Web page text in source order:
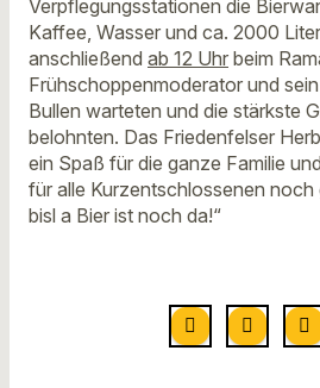
Verpflegungsstationen die
Kaffee, Wasser und ca. 2000
anschließend ab 12 Uhr beim
Frühschoppenmoderator und
Bullen warteten und die stärkste
belohnten. Das Friedenfelser
ein Spaß für die ganze Familie
für alle Kurzentschlossenen noch
bisl a Bier ist noch da!“